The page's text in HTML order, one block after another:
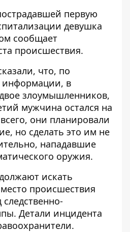
первую
девушка
сообщает
происшествия.
что, по
информации, в
злоумышленников,
мужчина остался на
они планировали
но сделать это им не
нападавшие
оружия.
искать
происшествия
Детали инцидента